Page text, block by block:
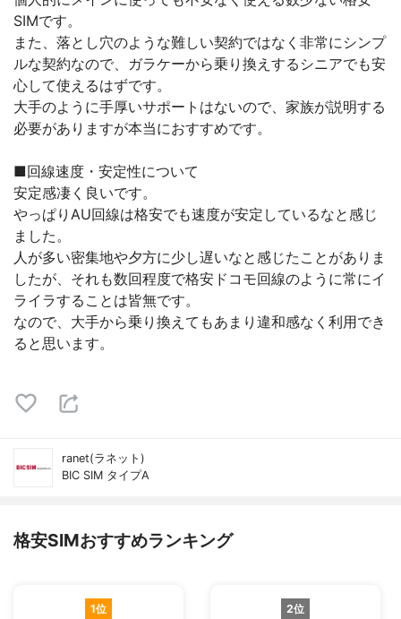
SIMです。
また、落とし穴のような難しい契約ではなく非常にシンプ
ルな契約なので、ガラケーから乗り換えするシニアでも安
心して使えるはずです。
大手のように手厚いサポートはないので、家族が説明する
必要がありますが本当におすすめです。
■回線速度・安定性について
安定感凄く良いです。
やっぱりAU回線は格安でも速度が安定しているなと感じ
ました。
人が多い密集地や夕方に少し遅いなと感じたことがありま
したが、それも数回程度で格安ドコモ回線のように常にイ
ライラすることは皆無です。
なので、大手から乗り換えてもあまり違和感なく利用でき
ると思います。
ranet(ラネット)
BIC SIM タイプA
格安SIMおすすめランキング
1位 2位